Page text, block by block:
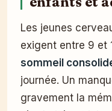
Les jeunes
exigent entre 9 et
sommeil
journée. Un
gravement la